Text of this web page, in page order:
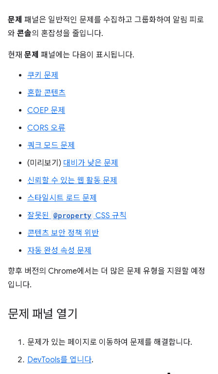
문제 패널은 일반적인 문제를 수집하고 그룹화하여 알림 피로
와 콘솔의 혼잡성을 줄입니다.
현재 문제 패널에는 다음이 표시됩니다.
쿠키 문제
혼합 콘텐츠
COEP 문제
CORS 오류
쿼크 모드 문제
(미리보기) 대비가 낮은 문제
신뢰할 수 있는 웹 활동 문제
스타일시트 로드 문제
잘못된 @property CSS 규칙
콘텐츠 보안 정책 위반
자동 완성 속성 문제
향후 버전의 Chrome에서는 더 많은 문제 유형을 지원할 예정
입니다.
문제 패널 열기
문제가 있는 페이지로 이동하여 문제를 해결합니다.
DevTools를 엽니다.